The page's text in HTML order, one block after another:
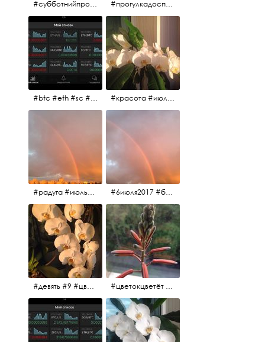
#субботнийпроменад #набережнаяканалагрибоедова #санктпетербург #прогулкадоспасаиобратно #санктпетербург #15july2017 #субботнийпитерскийдень #субботнийпроменад #послеобеда
#btc #eth #sc #xrp #etc #maid #sys #naut #strat #pasc #dash #xmr #nxt #usdt #ltc#lsk #zec #str #rep #coin #markets #bitcoin #красота #июльскоеутро
#радуга #июльскоеутро #радугавовсёнебо #6июля2017 #6июля2017 #белыеночи #питерскоеутро #джулаймонинг #июльскоеутро #радугавовсёнебо #радуга #дождик
#девять #9 #цветы #цветокцветёт #flowers